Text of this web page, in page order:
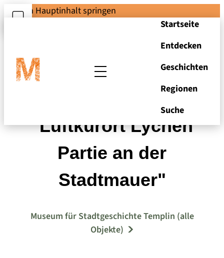
Zum Hauptinhalt springen
Startseite
Entdecken
Geschichten
Regionen
Suche
Ansichtskarte
"Luftkurort Lychen
Partie an der
Stadtmauer"
Museum für Stadtgeschichte Templin (alle
Objekte)